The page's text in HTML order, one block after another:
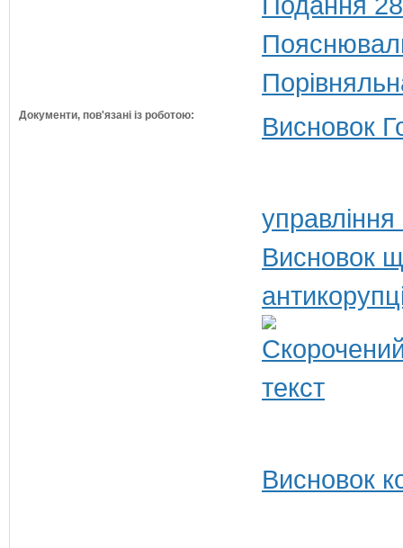
Документи, пов'язані із роботою: Висновок
Висновок
Висновок